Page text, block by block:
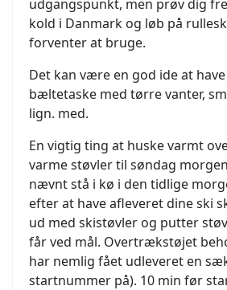
udgangspunkt, men prøv dig
kold i Danmark og løb på
forventer at bruge.
Det kan være en god ide at
bæltetaske med tørre vanter,
lign. med.
En vigtig ting at huske varmt
varme støvler til søndag
nævnt stå i kø i den tidlige
efter at have afleveret dine ski
ud med skistøvler og putter
får ved mål. Overtrækstøjet
har nemlig fået udleveret en
startnummer på). 10 min før